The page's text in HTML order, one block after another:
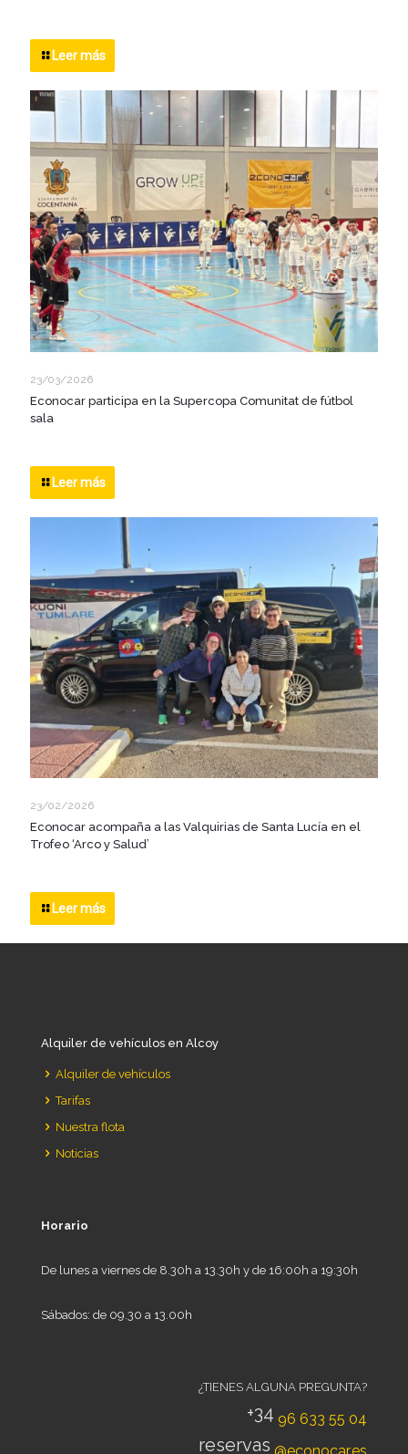
Leer más
23/03/2026
Econocar participa en la Supercopa Comunitat de fútbol
sala
Leer más
23/02/2026
Econocar acompaña a las Valquirias de Santa Lucía en el
Trofeo ‘Arco y Salud’
Leer más
Alquiler de vehículos en Alcoy
Alquiler de vehículos
Tarifas
Nuestra flota
Noticias
Horario
De lunes a viernes de 8.30h a 13.30h y de 16:00h a 19:30h
Sábados: de 09.30 a 13.00h
¿TIENES ALGUNA PREGUNTA?
+34 96 633 55 04
reservas